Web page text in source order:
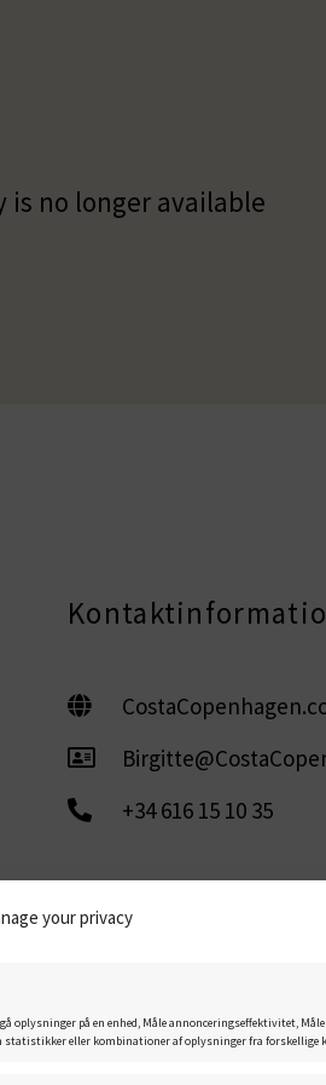
your privacy
oplysninger på en enhed, Måle annonceringseffektivitet,
statistikker eller kombinationer af oplysninger fra forskellige
is no longer available
+34 616 15 10 35
Cookie PolicyLegal notice